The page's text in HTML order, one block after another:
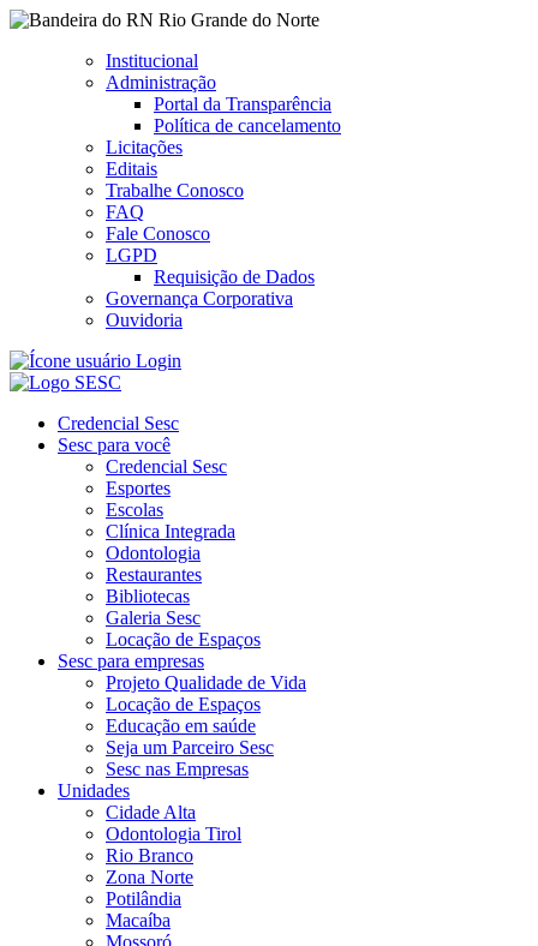
Rio Grande do Norte
Institucional
Administração
Portal da Transparência
Política de cancelamento
Licitações
Editais
Trabalhe Conosco
FAQ
Fale Conosco
LGPD
Requisição de Dados
Governança Corporativa
Ouvidoria
Login
Credencial Sesc
Sesc para você
Credencial Sesc
Esportes
Escolas
Clínica Integrada
Odontologia
Restaurantes
Bibliotecas
Galeria Sesc
Locação de Espaços
Sesc para empresas
Projeto Qualidade de Vida
Locação de Espaços
Educação em saúde
Seja um Parceiro Sesc
Sesc nas Empresas
Unidades
Cidade Alta
Odontologia Tirol
Rio Branco
Zona Norte
Potilândia
Macaíba
Mossoró